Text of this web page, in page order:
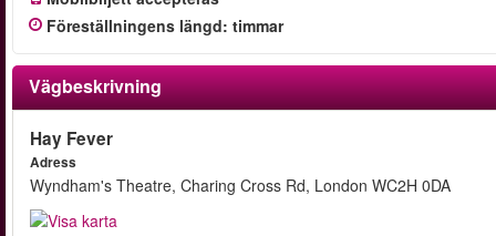
Föreställningens längd: timmar
Vägbeskrivning
Hay Fever
Adress
Wyndham's Theatre, Charing Cross Rd, London WC2H 0DA